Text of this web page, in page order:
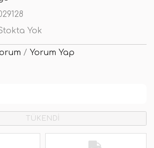
Yok
/ Yorum Yap
TÜKENDİ